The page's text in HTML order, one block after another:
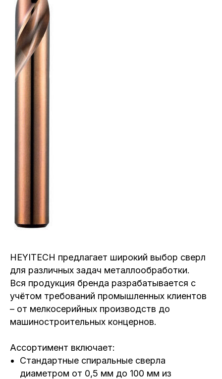
HEYITECH предлагает широкий выбор сверл
для различных задач металлообработки.
Вся продукция бренда разрабатывается с
учётом требований промышленных клиентов
– от мелкосерийных производств до
машиностроительных концернов.
Ассортимент включает:
Стандартные спиральные сверла
диаметром от 0,5 мм до 100 мм из